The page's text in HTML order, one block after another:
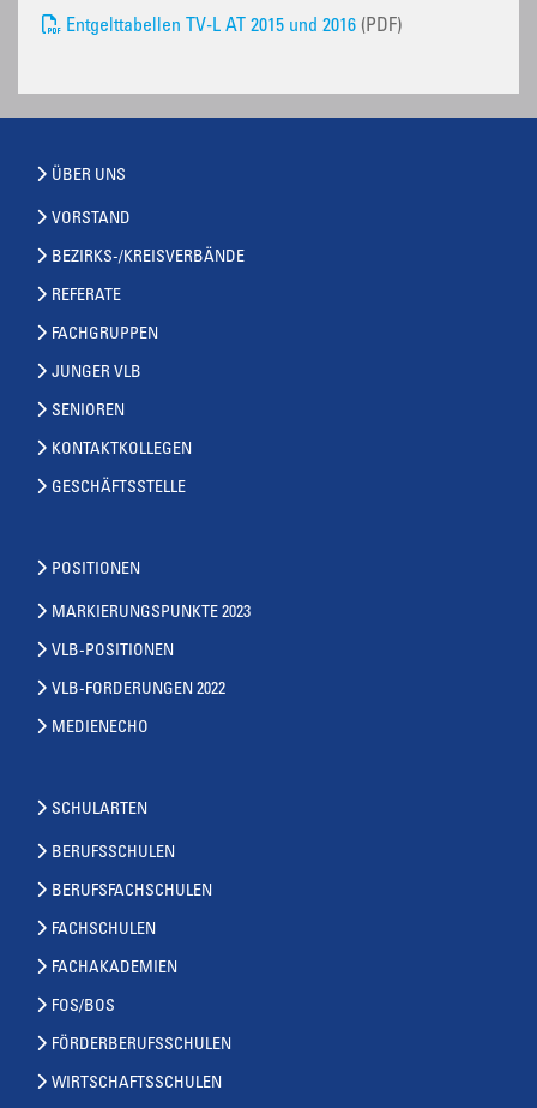
Entgelttabellen TV-L AT 2015 und 2016 (PDF)
ÜBER UNS
VORSTAND
BEZIRKS-/KREISVERBÄNDE
REFERATE
FACHGRUPPEN
JUNGER VLB
SENIOREN
KONTAKTKOLLEGEN
GESCHÄFTSSTELLE
POSITIONEN
MARKIERUNGSPUNKTE 2023
VLB-POSITIONEN
VLB-FORDERUNGEN 2022
MEDIENECHO
SCHULARTEN
BERUFSSCHULEN
BERUFSFACHSCHULEN
FACHSCHULEN
FACHAKADEMIEN
FOS/BOS
FÖRDERBERUFSSCHULEN
WIRTSCHAFTSSCHULEN